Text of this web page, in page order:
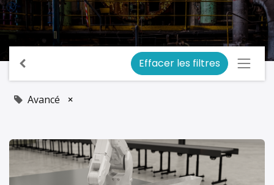
Effacer les filtres
Avancé ×